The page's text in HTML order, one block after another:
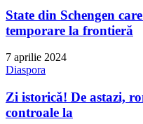
State din Schengen
temporare la frontieră
7 aprilie 2024
Diaspora
Zi istorică! De astazi,
controale la